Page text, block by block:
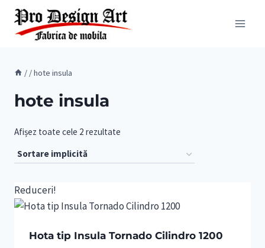
Skip
content
/ /hote insula
hote insula
Afișez toate cele 2 rezultate
Reduceri!
Hota tip Insula Tornado Cilindro 1200